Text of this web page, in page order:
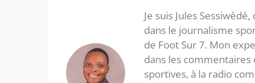
Je suis Jules
dans le journalisme
de Foot Sur 7. Mon
dans les commentaires
sportives, à la radio